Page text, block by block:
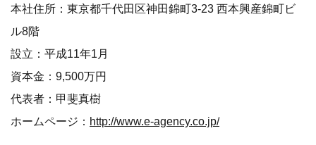
本社住所：東京都千代田区神田錦町3-23 西本興産錦町ビ
ル8階
設立：平成11年1月
資本金：9,500万円
代表者：甲斐真樹
ホームページ： http://www.e-agency.co.jp/